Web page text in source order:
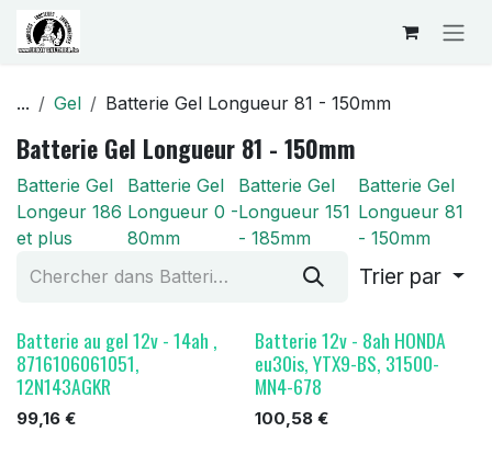
Se rendre au contenu
... Gel Batterie Gel Longueur 81 - 150mm
Batterie Gel Longueur 81 - 150mm
Batterie Gel
Longeur 186
et plus
Batterie Gel
Longueur 0 -
80mm
Batterie Gel
Longueur 151
- 185mm
Batterie Gel
Longueur 81
- 150mm
Trier par
Batterie au gel 12v - 14ah ,
8716106061051,
12N143AGKR
99,16 €
Batterie 12v - 8ah HONDA
eu30is, YTX9-BS, 31500-
MN4-678
100,58€